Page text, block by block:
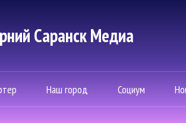
Саранск Mедиа
Наш город Социум